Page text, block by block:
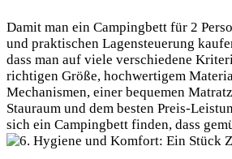
Damit man ein Campingbett für 2
und praktischen Lagensteuerung
dass man auf viele verschiedene
richtigen Größe, hochwertigem
Mechanismen, einer bequemen
Stauraum und dem besten Preis-
sich ein Campingbett finden, dass